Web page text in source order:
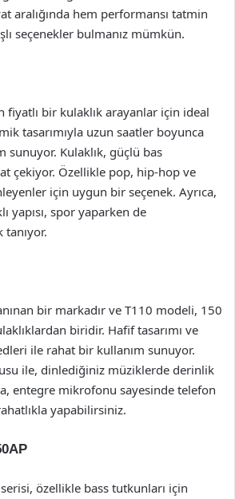
aralığında hem performansı tatmin
seçenekler bulmanız mümkün.
fiyatlı bir kulaklık arayanlar için ideal
tasarımıyla uzun saatler boyunca
sunuyor. Kulaklık, güçlü bas
çekiyor. Özellikle pop, hip-hop ve
için uygun bir seçenek. Ayrıca,
yapısı, spor yaparken de
tanıyor.
bir markadır ve T110 modeli, 150
biridir. Hafif tasarımı ve
ile rahat bir kullanım sunuyor.
ile, dinlediğiniz müziklerde derinlik
entegre mikrofonu sayesinde telefon
yapabilirsiniz.
özellikle bass tutkunları için